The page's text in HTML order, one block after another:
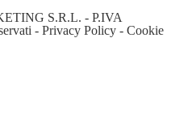
S.R.L. - P.IVA
- Privacy Policy - Cookie